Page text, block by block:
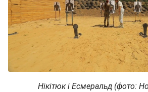
Нікітюк і Есмеральд (фото: